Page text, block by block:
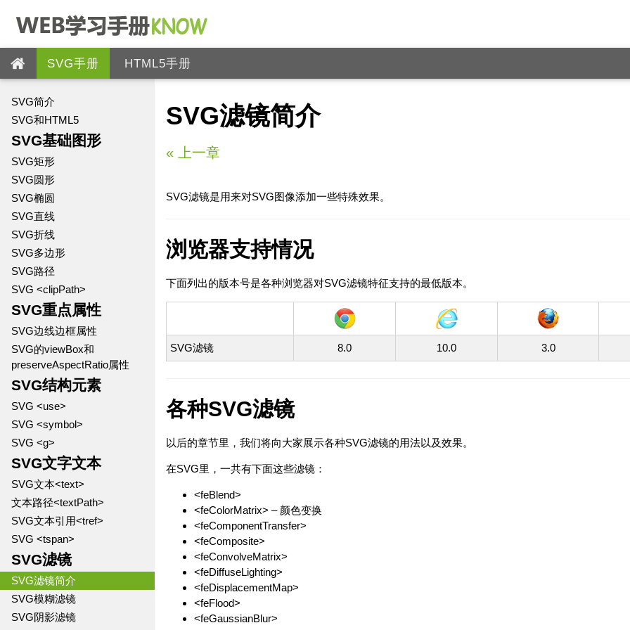
SVG手册 HTML5手册
SVG简介
SVG和HTML5
SVG基础图形
SVG矩形
SVG圆形
SVG椭圆
SVG直线
SVG折线
SVG多边形
SVG路径
SVG <clipPath>
SVG重点属性
SVG边线边框属性
SVG的viewBox和
preserveAspectRatio属性
SVG结构元素
SVG <use>
SVG <symbol>
SVG <g>
SVG文字文本
SVG文本<text>
文本路径<textPath>
SVG文本引用<tref>
SVG <tspan>
SVG滤镜
SVG滤镜简介
SVG模糊滤镜
SVG阴影滤镜
SVG滤镜简介
« 上一章
SVG滤镜是用来对SVG图像添加一些特殊效果。
浏览器支持情况
下面列出的版本号是各种浏览器对SVG滤镜特征支持的最低版本。
SVG滤镜 8.0 10.0 3.0
各种SVG滤镜
以后的章节里，我们将向大家展示各种SVG滤镜的用法以及效果。
在SVG里，一共有下面这些滤镜：
<feBlend>
<feColorMatrix> – 颜色变换
<feComponentTransfer>
<feComposite>
<feConvolveMatrix>
<feDiffuseLighting>
<feDisplacementMap>
<feFlood>
<feGaussianBlur>